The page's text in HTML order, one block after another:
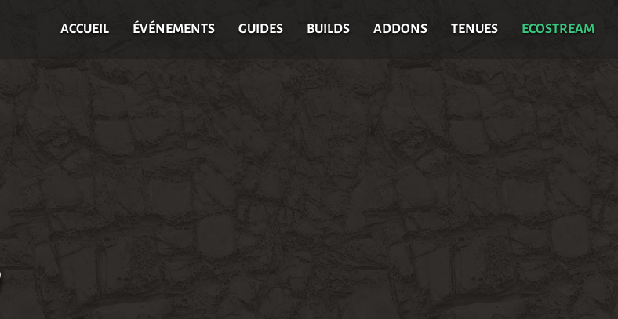
ACCUEIL ÉVÉNEMENTS GUIDES BUILDS ADDONS TENUES ECOSTREAM